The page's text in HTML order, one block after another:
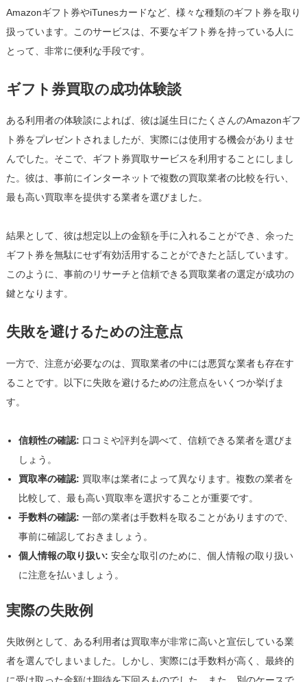
Amazonギフト券やiTunesカードなど、様々な種類のギフト券を取り
扱っています。このサービスは、不要なギフト券を持っている人に
とって、非常に便利な手段です。
ギフト券買取の成功体験談
ある利用者の体験談によれば、彼は誕生日にたくさんのAmazonギフ
ト券をプレゼントされましたが、実際には使用する機会がありませ
んでした。そこで、ギフト券買取サービスを利用することにしまし
た。彼は、事前にインターネットで複数の買取業者の比較を行い、
最も高い買取率を提供する業者を選びました。
結果として、彼は想定以上の金額を手に入れることができ、余った
ギフト券を無駄にせず有効活用することができたと話しています。
このように、事前のリサーチと信頼できる買取業者の選定が成功の
鍵となります。
失敗を避けるための注意点
一方で、注意が必要なのは、買取業者の中には悪質な業者も存在す
ることです。以下に失敗を避けるための注意点をいくつか挙げま
す。
信頼性の確認: 口コミや評判を調べて、信頼できる業者を選びま
しょう。
買取率の確認: 買取率は業者によって異なります。複数の業者を
比較して、最も高い買取率を選択することが重要です。
手数料の確認: 一部の業者は手数料を取ることがありますので、
事前に確認しておきましょう。
個人情報の取り扱い: 安全な取引のために、個人情報の取り扱い
に注意を払いましょう。
実際の失敗例
失敗例として、ある利用者は買取率が非常に高いと宣伝している業
者を選んでしまいました。しかし、実際には手数料が高く、最終的